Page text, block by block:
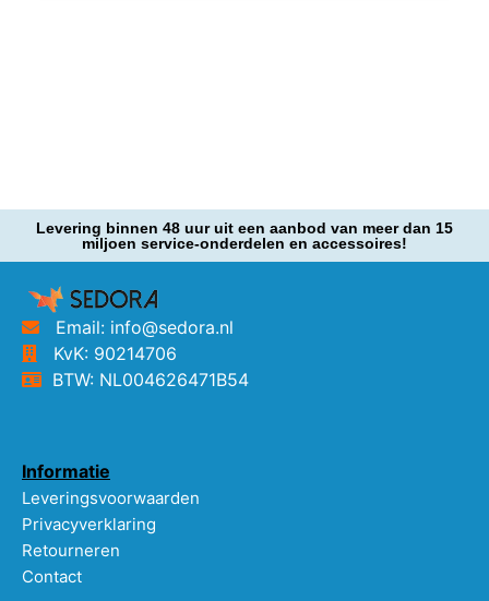
Levering binnen 48 uur uit een aanbod van meer dan 15
miljoen service-onderdelen en accessoires!
Email: info@sedora.nl
KvK: 90214706
BTW: NL004626471B54
Informatie
Leveringsvoorwaarden
Privacyverklaring
Retourneren
Contact